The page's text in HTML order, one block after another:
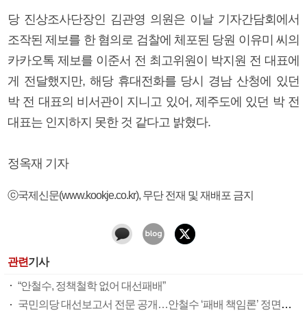
당 진상조사단장인 김관영 의원은 이날 기자간담회에서
조작된 제보를 한 혐의로 검찰에 체포된 당원 이유미 씨의
카카오톡 제보를 이준서 전 최고위원이 박지원 전 대표에
게 전달했지만, 해당 휴대전화를 당시 경남 산청에 있던
박 전 대표의 비서관이 지니고 있어, 제주도에 있던 박 전
대표는 인지하지 못한 것 같다고 밝혔다.
정옥재 기자
ⓒ국제신문(www.kookje.co.kr), 무단 전재 및 재배포 금지
관련기사
“안철수, 정책철학 없어 대선패배”
국민의당 대선보고서 전문 공개…안철수 ‘패배 책임론’ 정면돌파